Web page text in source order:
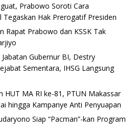
Prabowo Soroti Cara
Hak Prerogatif Presiden
Rapat Prabowo dan KSSK Tak
Gubernur BI, Destry
Sementara, IHSG Langsung
HUT MA RI ke-81, PTUN Makassar
hingga Kampanye Anti Penyuapan
Siap “Pacman”-kan Program